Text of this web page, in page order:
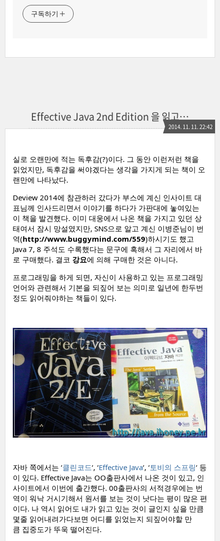
구독하기
Effective Java 2nd Edition 을 읽고…
2014. 11. 11. 22:42
실로 오랜만에 적는 독후감(?)이다. 그 동안 이런저런 책을
읽었지만, 독후감을 써야겠다는 생각을 가지게 되는 책이 오
랜만에 나타났다.
Deview 2014에 참관하러 갔다가 부스에 계신 인사이트 대
표님께 인사드리면서 이야기를 하다가 가판대에 놓여있는
이 책을 발견했다. 이미 대웅에서 나온 책을 가지고 있던 상
태여서 잠시 망설였지만, SNS으로 알고 계신 이병준님이 번
역(http://www.buggymind.com/559)하시기도 했고
Java 7, 8 주석도 수록했다는 문구에 혹해서 그 자리에서 바
로 구매했다. 결코 강요에 의해 구매한 것은 아니다.
프로그래밍을 하게 되면, 자신이 사용하고 있는 프로그래밍
언어와 관련해서 기본을 되짚어 보는 의미로 일년에 한두번
정도 읽어줘야하는 책들이 있다.
자바 쪽에서는 ‘클린코드‘, ‘Effective Java‘, ‘토비의 스프링‘ 등
이 있다. Effective Java는 OO출판사에서 나온 것이 있고, 인
사이트에서 이번에 출간했다. 00출판사의 서적경우에는 번
역이 워낙 거시기해서 원서를 보는 것이 낫다는 평이 많은 편
이다. 나 역시 읽어도 내가 읽고 있는 것이 글인지 싶을 만큼
몇줄 읽어내려가다보면 어디를 읽었는지 되짚어야할 만
큼 집중도가 뚜욱 떨어진다.